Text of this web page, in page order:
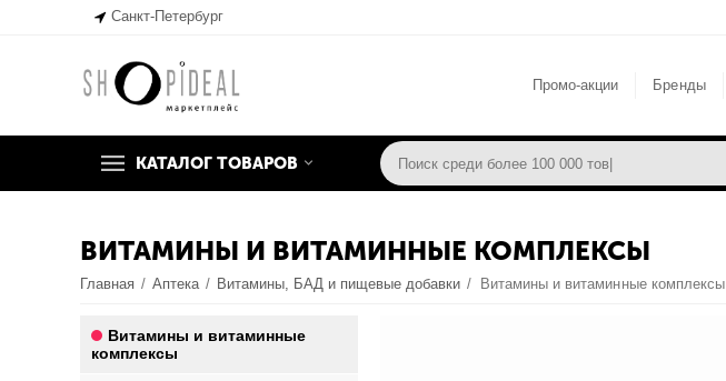
Санкт-Петербург
Промо-акции Бренды
КАТАЛОГ ТОВАРОВ
ВИТАМИНЫ И ВИТАМИННЫЕ КОМПЛЕКСЫ
Главная / Аптека / Витамины, БАД и пищевые добавки / Витамины и витаминные комплексы
Витамины и витаминные
комплексы